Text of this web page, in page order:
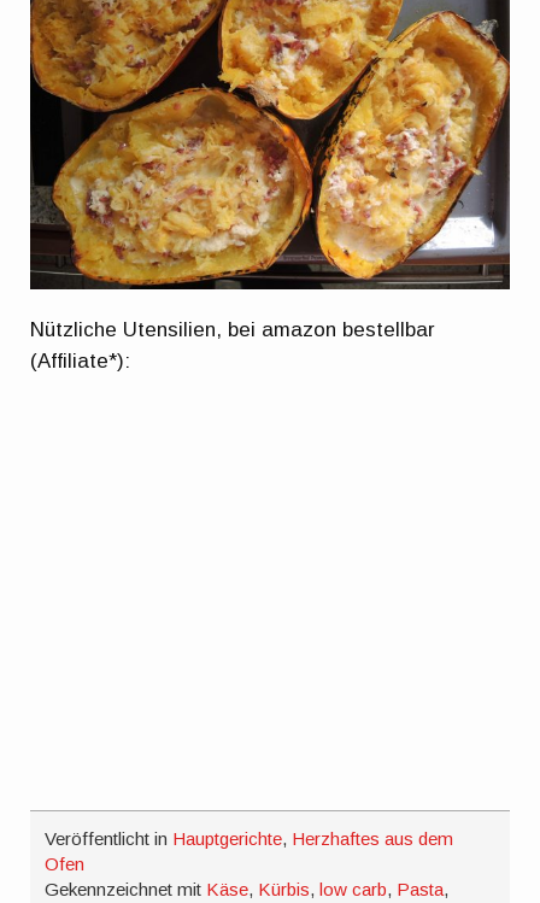
Nützliche Utensilien, bei amazon bestellbar
(Affiliate*):
Veröffentlicht in Hauptgerichte, Herzhaftes aus dem
Ofen
Gekennzeichnet mit Käse, Kürbis,low carb, Pasta,